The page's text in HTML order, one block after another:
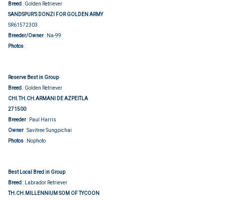
Breed : Golden Retriever
SANDSPUR’S DONZI FOR GOLDEN ARMY
SR61572303
Breeder/Owner: Na-99
Photos:
Reserve Best in Group
Breed : Golden Retriever
CHI.TH.CH.ARMANI DE AZPEITLA
271500
Breeder: Paul Harris
Owner: Savitree Sungpichai
Photos: Nophoto
Best Local Bred in Group
Breed : Labrador Retriever
TH.CH.MILLENNIUM SOM OF TYCOON